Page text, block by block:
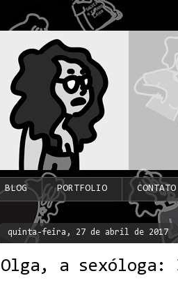
BLOG PORTFOLIO CONTATO
quinta-feira, 27 de abril de 2017
Olga, a sexóloga: